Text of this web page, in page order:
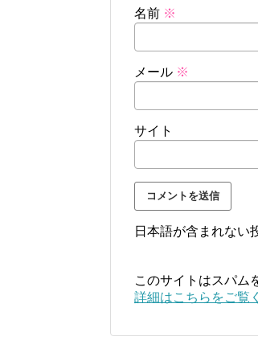
名前 ※
メール ※
サイト
日本語が含まれない
このサイトはスパム
詳細はこちらをご覧